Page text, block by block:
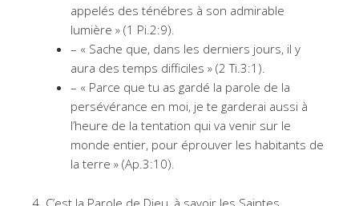
appelés des ténébres à son admirable
lumière » (1 Pi.2:9).
– « Sache que, dans les derniers jours, il y
aura des temps difficiles » (2 Ti.3:1).
– « Parce que tu as gardé la parole de la
persévérance en moi, je te garderai aussi à
l’heure de la tentation qui va venir sur le
monde entier, pour éprouver les habitants de
la terre » (Ap.3:10).
4. C’est la Parole de Dieu, à savoir les Saintes